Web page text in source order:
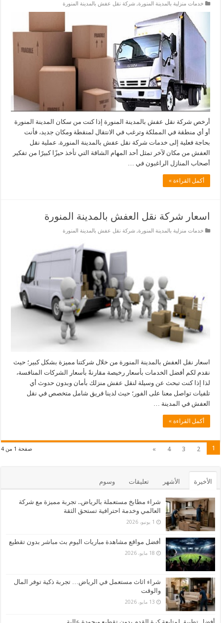
خدمات منزلية بالمدينة المنورة,شركة نقل عفش بالمدينة المنورة
أرخص شركة نقل عفش بالمدينة المنورة إذا كنت من سكان المدينة المنورة
أو أي منطقة في المملكة وترغب في الانتقال لمنقطة ومكان جديد، فأنت
بحاجة فعلية إلى خدمات شركة نقل عفش بالمدينة المنورة. عملية نقل
العفش من مكان لآخر تمثل أحد المهام الشاقة التي تأخذ حيزًا كبيرًا من تفكير
أصحاب المنازل الراغبون في …
أكمل القراءة »
اسعار شركة نقل العفش بالمدينة المنورة
خدمات منزلية بالمدينة المنورة,شركة نقل عفش بالمدينة المنورة
اسعار نقل العفش بالمدينة المنورة من خلال شركتنا مميزة بشكل كبير؛ حيث
نقدم لكم أفضل الخدمات بأسعار رخيصة مقارنةً بأسعار الشركات المنافسة،
لذا إذا كنت تبحث عن وسيلة لنقل عفش منزلك بأمان وبدون حدوث أي
تلفيات تواصل معنا على الفور؛ حيث لدينا فريق شامل متخصص في نقل
العفش في المدينة …
أكمل القراءة »
صفحة 1 من 4 1
2
3
4
»
الأخيرة الأشهر تعليقات وسوم
شراء مطابخ مستعملة بالرياض.. تجربة مميزة مع شركة
العالمي وخدمة احترافية تستحق الثقة
1 يونيو، 2026
أفضل مواقع مشاهدة مباريات اليوم بث مباشر بدون تقطيع
18 مايو، 2026
شراء اثاث مستعمل في الرياض… تجربة ذكية توفر المال
والوقت
13 مايو، 2026